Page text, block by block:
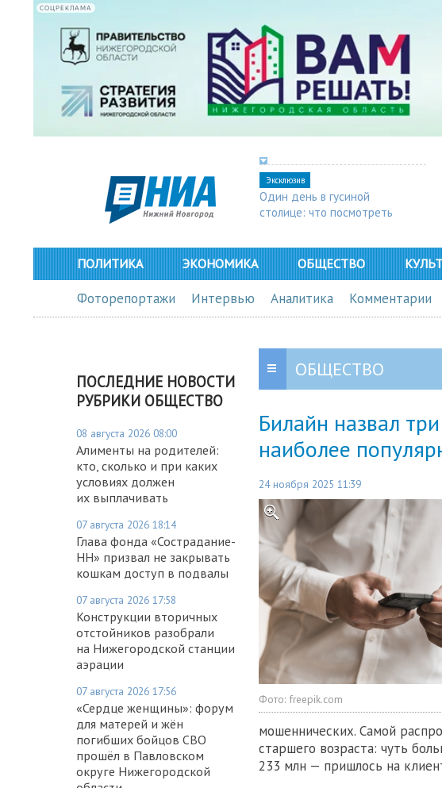
СОЦРЕКЛАМА
Эксклюзив
Один день в гусиной
столице: что посмотреть
ПОЛИТИКА ЭКОНОМИКА ОБЩЕСТВО
Фоторепортажи Интервью Аналитика Комментарии
ПОСЛЕДНИЕ НОВОСТИ
РУБРИКИ ОБЩЕСТВО
08 августа 2026 08:00
Алименты на родителей:
кто, сколько и при каких
условиях должен
их выплачивать
07 августа 2026 18:14
Глава фонда «Сострадание-
НН» призвал не закрывать
кошкам доступ в подвалы
07 августа 2026 17:58
Конструкции вторичных
отстойников разобрали
на Нижегородской станции
аэрации
07 августа 2026 17:56
«Сердце женщины»: форум
для матерей и жён
погибших бойцов СВО
прошёл в Павловском
округе Нижегородской
ОБЩЕСТВО
Билайн назвал
наиболее
24 ноября 2025 11:39
Фото: freepik.com
мошеннических. Самой
старшего возраста: чуть
233 млн — пришлось на